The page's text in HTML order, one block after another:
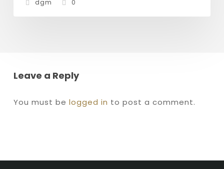
dgm 0
Leave a Reply
You must be logged in to post a comment.